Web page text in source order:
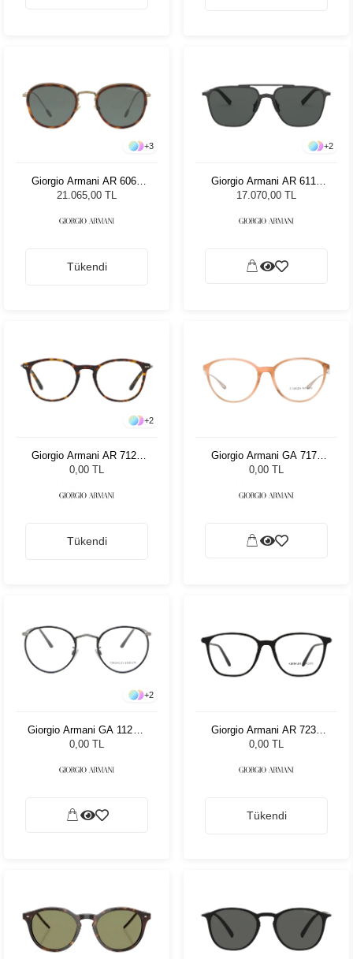
+3
Giorgio Armani AR 6068
319871 50 Unisex Güneş
21.065,00 TL
Tükendi
+2
Giorgio Armani AR 6110
300187 - 58 Erkek Güneş
17.070,00 TL
+2
Giorgio Armani AR 7125
5026 50
0,00 TL
Tükendi
Giorgio Armani GA 7179
5778 52
0,00 TL
+2
Giorgio Armani GA 112MJ
3260 49
0,00 TL
Giorgio Armani AR 7236
5001 53
0,00 TL
Tükendi